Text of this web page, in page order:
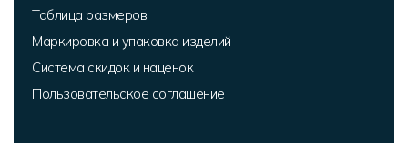
Таблица размеров
Маркировка и упаковка изделий
Система скидок и наценок
Пользовательское соглашение